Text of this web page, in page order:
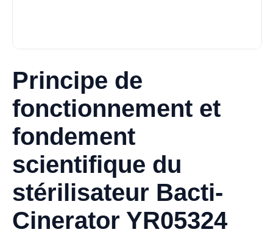
Principe de
fonctionnement et
fondement
scientifique du
stérilisateur Bacti-
Cinerator YR05324